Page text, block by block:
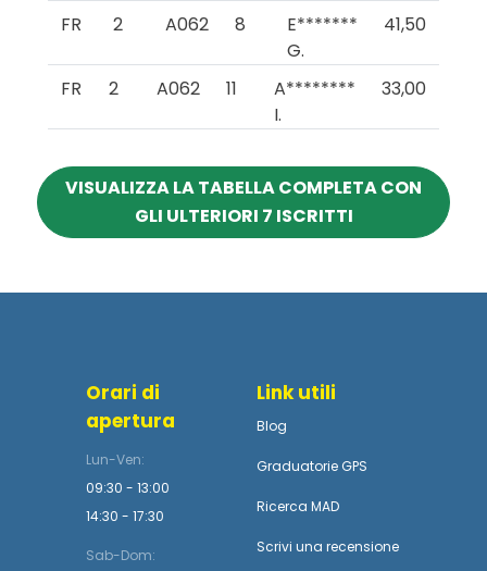
FR 2 A062 8
E*******
G.
41,50
FR 2 A062 11
A********
I.
33,00
VISUALIZZA LA TABELLA COMPLETA CON
GLI ULTERIORI 7 ISCRITTI
Orari di
apertura
Lun-Ven:
09:30 - 13:00
14:30 - 17:30
Sab-Dom:
Link utili
Blog
Graduatorie GPS
Ricerca MAD
Scrivi una recensione